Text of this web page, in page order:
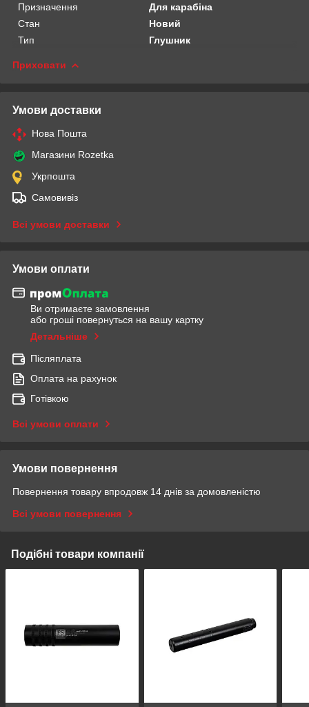
Призначення
Для карабіна
Стан
Новий
Тип
Глушник
Приховати
Умови доставки
Нова Пошта
Магазини Rozetka
Укрпошта
Самовивіз
Всі умови доставки
Умови оплати
Ви отримаєте замовлення
або гроші повернуться на вашу картку
Детальніше
Післяплата
Оплата на рахунок
Готівкою
Всі умови оплати
Умови повернення
Повернення товару впродовж 14 днів за домовленістю
Всі умови повернення
Подібні товари компанії